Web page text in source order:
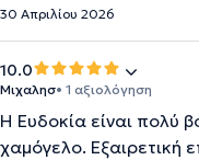
30 Απριλίου 2026
10.0
Μιχαλησ• 1 αξιολόγηση
Η Ευδοκία είναι πολύ
χαμόγελο. Εξαιρετική